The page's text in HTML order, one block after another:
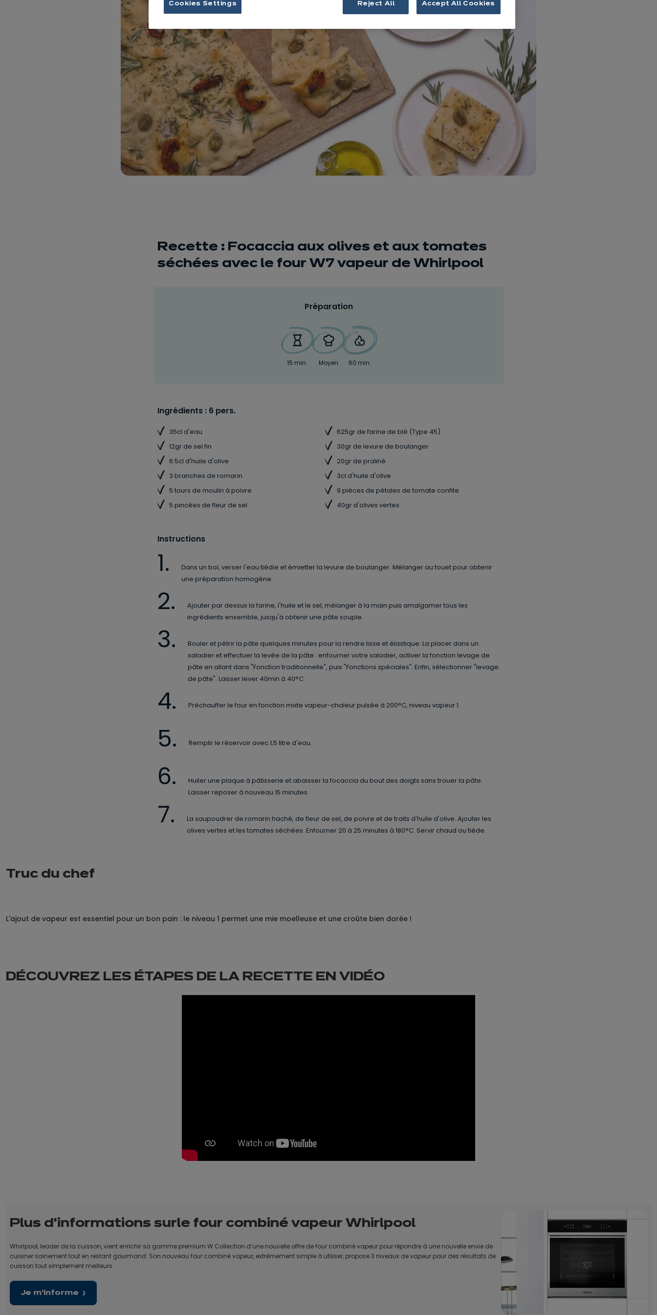
Recette : Focaccia aux olives et aux tomates
séchées avec le four W7 vapeur de Whirlpool
Préparation
15 min. Moyen 60 min.
Ingrédients : 6 pers.
35cl d'eau
625gr de farine de blé (Type 45)
12gr de sel fin
30gr de levure de boulanger
6.5cl d'huile d'olive
20gr de praliné
3 branches de romarin
3cl d'huile d'olive
5 tours de moulin à poivre
9 pièces de pétales de tomate confite
5 pincées de fleur de sel
40gr d'olives vertes
Instructions
Dans un bol, verser l'eau tiédie et émietter la levure de boulanger. Mélanger au fouet pour obtenir
une préparation homogène.
Ajouter par dessus la farine, l'huile et le sel, mélanger à la main puis amalgamer tous les
ingrédients ensemble, jusqu'à obtenir une pâte souple.
Bouler et pétrir la pâte quelques minutes pour la rendre lisse et élastique. La placer dans un
saladier et effectuer la levée de la pâte : enfourner votre saladier, activer la fonction levage de
pâte en allant dans "Fonction traditionnelle", puis "Fonctions spéciales". Enfin, sélectionner "levage
de pâte". Laisser lever 40min à 40°C.
Préchauffer le four en fonction mixte vapeur-chaleur pulsée à 200°C, niveau vapeur 1.
Remplir le réservoir avec 1,5 litre d'eau.
Huiler une plaque à pâtisserie et abaisser la focaccia du bout des doigts sans trouer la pâte.
Laisser reposer à nouveau 15 minutes.
La saupoudrer de romarin haché, de fleur de sel, de poivre et de traits d'huile d'olive. Ajouter les
olives vertes et les tomates séchées. Enfourner 20 à 25 minutes à 180°C. Servir chaud ou tiède.
Truc du chef
L'ajout de vapeur est essentiel pour un bon pain : le niveau 1 permet une mie moelleuse et une croûte bien dorée !
DÉCOUVREZ LES ÉTAPES DE LA RECETTE EN VIDÉO
Plus d'informations surle four combiné vapeur Whirlpool
Whirlpool, leader de la cuisson, vient enrichir sa gamme premium W Collection d’une nouvelle offre de four combiné vapeur pour répondre à une nouvelle envie de
cuisiner sainement tout en restant gourmand. Son nouveau four combiné vapeur, extrêmement simple à utiliser, propose 3 niveaux de vapeur pour des résultats de
cuisson tout simplement meilleurs.
Je m'informe
Cookies Settings Reject All Accept All Cookies